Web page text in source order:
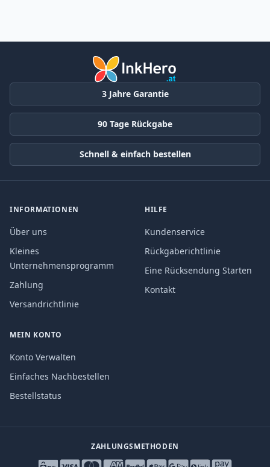
3 Jahre Garantie
90 Tage Rückgabe
Schnell & einfach bestellen
INFORMATIONEN
Über uns
Kleines
Unternehmensprogramm
Zahlung
Versandrichtlinie
HILFE
Kundenservice
Rückgaberichtlinie
Eine Rücksendung Starten
Kontakt
MEIN KONTO
Konto Verwalten
Einfaches Nachbestellen
Bestellstatus
ZAHLUNGSMETHODEN